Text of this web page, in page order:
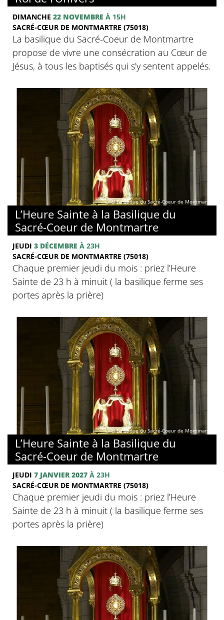
DIMANCHE 22 NOVEMBRE À 15H
SACRÉ-CŒUR DE MONTMARTRE (75018)
La basilique du Sacré-Coeur de Montmartre
propose de vivre une consécration au Cœur de
Jésus, à tous les baptisés qui s'y sentent appelés.
© Basilique du Sacré-Coeur de Montmartre
L’Heure Sainte à la Basilique du
Sacré-Coeur de Montmartre
JEUDI 3 DÉCEMBRE À 23H
SACRÉ-CŒUR DE MONTMARTRE (75018)
Chaque premier jeudi du mois : priez l’Heure
Sainte de 23 h à minuit ( la basilique ferme ses
portes après la prière)
© Basilique du Sacré-Coeur de Montmartre
L’Heure Sainte à la Basilique du
Sacré-Coeur de Montmartre
JEUDI 7 JANVIER 2027 À 23H
SACRÉ-CŒUR DE MONTMARTRE (75018)
Chaque premier jeudi du mois : priez l’Heure
Sainte de 23 h à minuit ( la basilique ferme ses
portes après la prière)